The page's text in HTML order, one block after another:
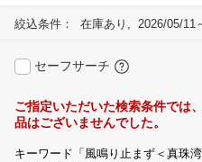
絞込条件： 在庫あり 2026/05/11
セーフサーチ
ご指定いただいた検索条件で
品はございませんでした。
キーワード「風鳴り止まず＜真珠